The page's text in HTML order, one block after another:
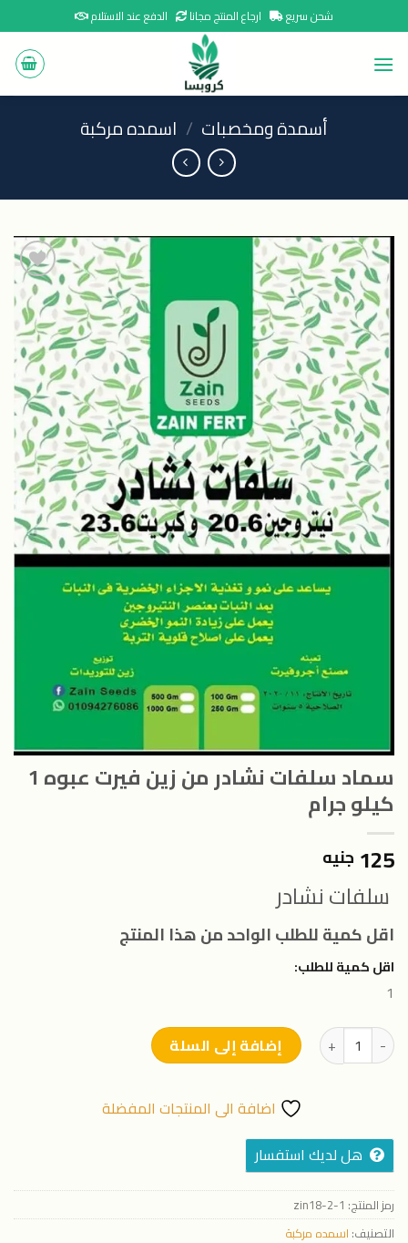
to
content
شحن سريع ارجاع المنتج مجانا الدفع عند الاستلام
أسمدة ومخصبات / اسمده مركبة
اضافة
الى
المنتجات
المفضلة
سماد سلفات نشادر من زين فيرت عبوه 1
كيلو جرام
125 جنيه
سلفات نشادر
اقل كمية للطلب الواحد من هذا المنتج
اقل كمية للطلب:
1
كمية سماد سلفات نشادر من زين فيرت عبوه 1 كيلو جرام
إضافة إلى السلة
اضافة الى المنتجات المفضلة
هل لديك استفسار
رمز المنتج: zin18-2-1
التصنيف: اسمده مركبة